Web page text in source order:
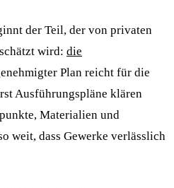
der Teil, der von privaten
wird: die
Plan reicht für die
Ausführungspläne klären
Materialien und
weit, dass Gewerke verlässlich